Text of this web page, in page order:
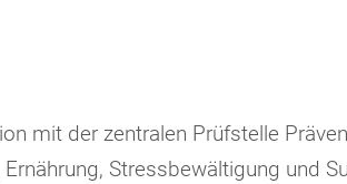
mit der zentralen Prüfstelle
Stressbewältigung und